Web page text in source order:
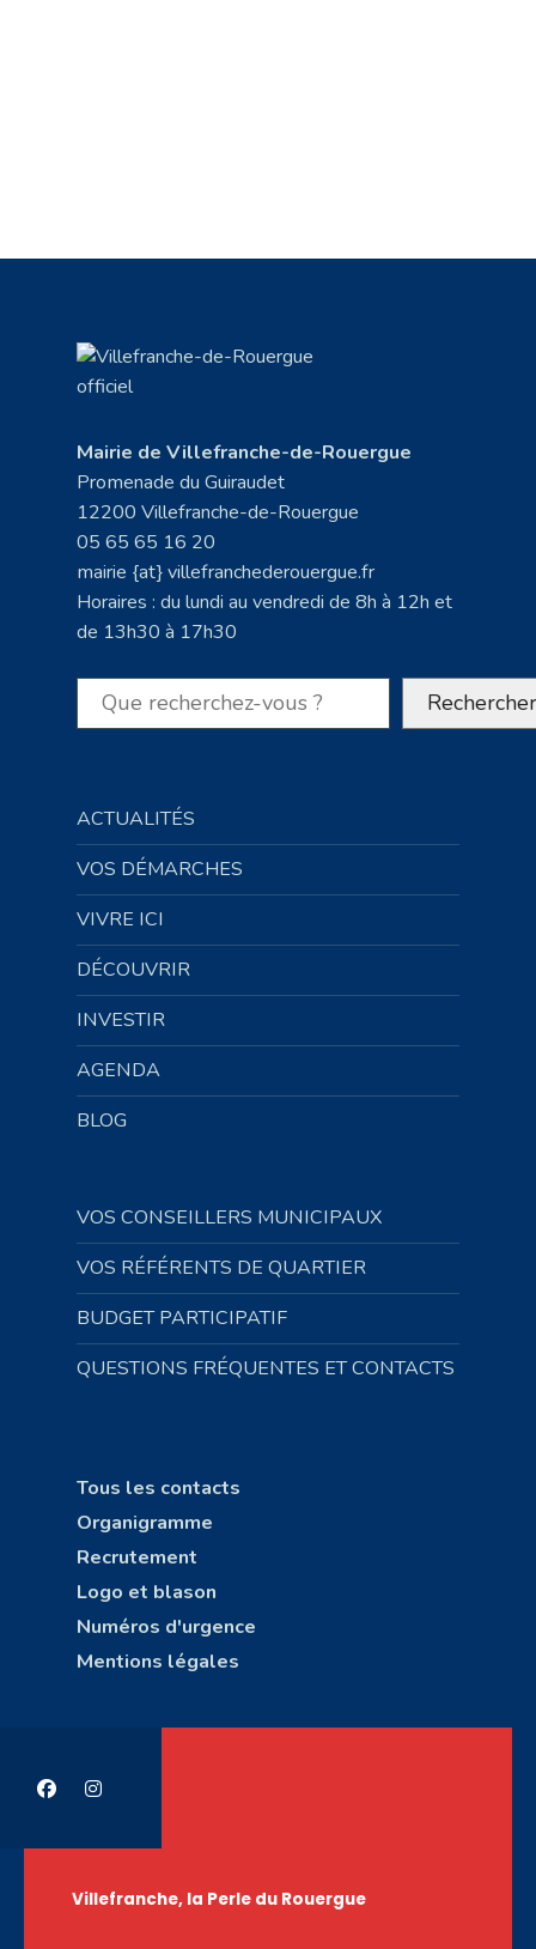
Mairie de Villefranche-de-Rouergue
Promenade du Guiraudet
12200 Villefranche-de-Rouergue
05 65 65 16 20
mairie {at} villefranchederouergue.fr
Horaires : du lundi au vendredi de 8h à 12h et
de 13h30 à 17h30
Rechercher Rechercher
ACTUALITÉS
VOS DÉMARCHES
VIVRE ICI
DÉCOUVRIR
INVESTIR
AGENDA
BLOG
VOS CONSEILLERS MUNICIPAUX
VOS RÉFÉRENTS DE QUARTIER
BUDGET PARTICIPATIF
QUESTIONS FRÉQUENTES ET CONTACTS
Tous les contacts
Organigramme
Recrutement
Logo et blason
Numéros d'urgence
Mentions légales
Villefranche, la Perle du Rouergue